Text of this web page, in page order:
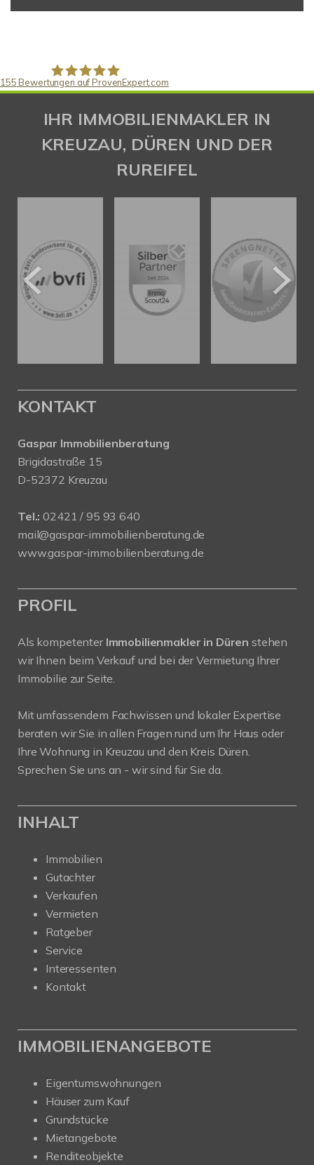
Gaspar Immobilienberatung
155 Bewertungen auf ProvenExpert.com
IHR IMMOBILIENMAKLER IN
KREUZAU, DÜREN UND DER
RUREIFEL
KONTAKT
Gaspar Immobilienberatung
Brigidastraße 15
D-52372 Kreuzau
Tel.: 02421 / 95 93 640
mail@gaspar-immobilienberatung.de
www.gaspar-immobilienberatung.de
PROFIL
Als kompetenter Immobilienmakler in Düren stehen
wir Ihnen beim Verkauf und bei der Vermietung Ihrer
Immobilie zur Seite.
Mit umfassendem Fachwissen und lokaler Expertise
beraten wir Sie in allen Fragen rund um Ihr Haus oder
Ihre Wohnung in Kreuzau und den Kreis Düren.
Sprechen Sie uns an - wir sind für Sie da.
INHALT
Immobilien
Gutachter
Verkaufen
Vermieten
Ratgeber
Service
Interessenten
Kontakt
IMMOBILIENANGEBOTE
Eigentumswohnungen
Häuser zum Kauf
Grundstücke
Mietangebote
Renditeobjekte